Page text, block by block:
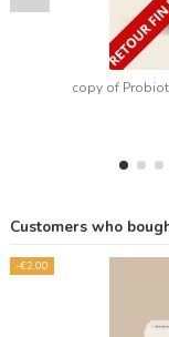
copy of
Customers who
-€2.00